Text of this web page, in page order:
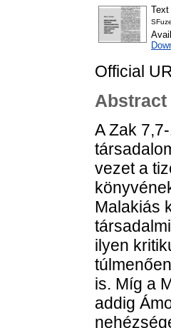
Text
Official
Abstract
A Zak
vezet a
Malakiás
ilyen
is. Míg a
addig